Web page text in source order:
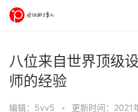
八位来自世界顶级
师的经验
编辑：5vv5 • 更新时间：2021